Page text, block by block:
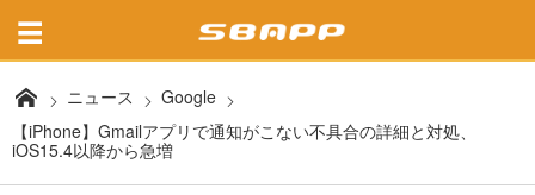
ニュース
Google
【iPhone】Gmailアプリで通知がこない不具合の詳細と対処、
iOS15.4以降から急増